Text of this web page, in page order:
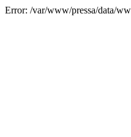
Error: /var/www/pressa/data/